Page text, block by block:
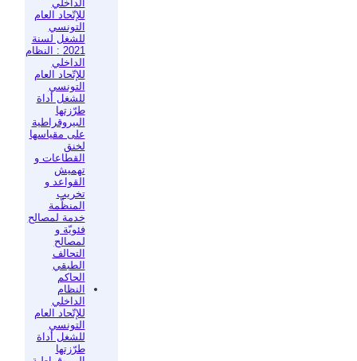
الداخلي
للإتّحاد العام
التونسي
للشغل لسنة
2021 : النظام
الداخلي
للإتّحاد العام
التونسي
للشغل أداة
طرّزتها
البيروقراطية
على مقياسها
لخنق
القطاعات و
تهميش
القواعد و
تخريب
المنظّمة
خدمة لمصالح
فئويّة و
لمصالح
التحالف
الطبقي
الحاكم
النظام
الداخلي
للإتّحاد العام
التونسي
للشغل أداة
طرّزتها